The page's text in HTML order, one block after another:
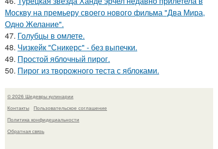
Москву на премьеру своего нового фильма "Два Мира,
Одно Желание".
47. Голубцы в омлете.
48. Чизкейк "Сникерс" - без выпечки.
49. Простой яблочный пирог.
50. Пирог из творожного теста с яблоками.
© 2026 Шедевры кулинарии
Контакты
Пользовательское соглашение
Политика конфидециальности
Обратная связь